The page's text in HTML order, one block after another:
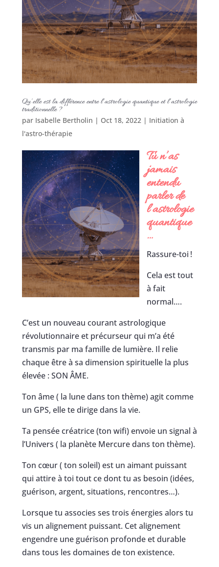
Qu’elle est la différence entre l’astrologie quantique et l’astrologie
traditionnelle ?
par Isabelle Bertholin | Oct 18, 2022| Initiation à
l'astro-thérapie
Tu n’as
jamais
entendu
parler de
l’astrologie
quantique
…
Rassure-toi !
Cela est tout
à fait
normal….
C’est un nouveau courant astrologique
révolutionnaire et précurseur qui m’a été
transmis par ma famille de lumière. Il relie
chaque être à sa dimension spirituelle la plus
élevée : SON ÂME.
Ton âme ( la lune dans ton thème) agit comme
un GPS, elle te dirige dans la vie.
Ta pensée créatrice (ton wifi) envoie un signal à
l’Univers ( la planète Mercure dans ton thème).
Ton cœur ( ton soleil) est un aimant puissant
qui attire à toi tout ce dont tu as besoin (idées,
guérison, argent, situations, rencontres…).
Lorsque tu associes ses trois énergies alors tu
vis un alignement puissant. Cet alignement
engendre une guérison profonde et durable
dans tous les domaines de ton existence.